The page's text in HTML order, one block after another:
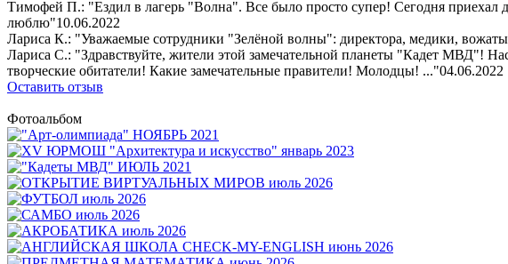
Тимофей П.: "Ездил в лагерь "Волна". Все было просто супер! Сегодня
люблю"10.06.2022
Лариса К.: "Уважаемые сотрудники "Зелёной волны": директора, медики,
Лариса С.: "Здравствуйте, жители этой замечательной планеты "Кадет МВД"!
творческие обитатели! Какие замечательные правители! Молодцы! ..."04.06.2022
Оставить отзыв
Фотоальбом